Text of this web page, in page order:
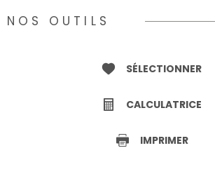
NOS OUTILS
SÉLECTIONNER
CALCULATRICE
IMPRIMER